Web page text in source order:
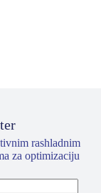
rashladnim
za optimizaciju